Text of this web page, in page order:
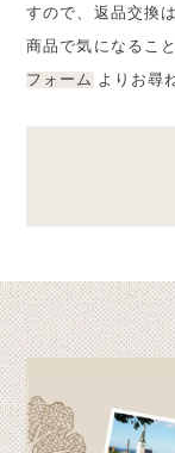
すので、返品交換
商品で気になるこ
フォーム よりお尋